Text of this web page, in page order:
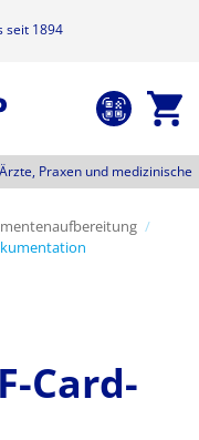
seit 1894
Praxen und medizinische
/
Card-